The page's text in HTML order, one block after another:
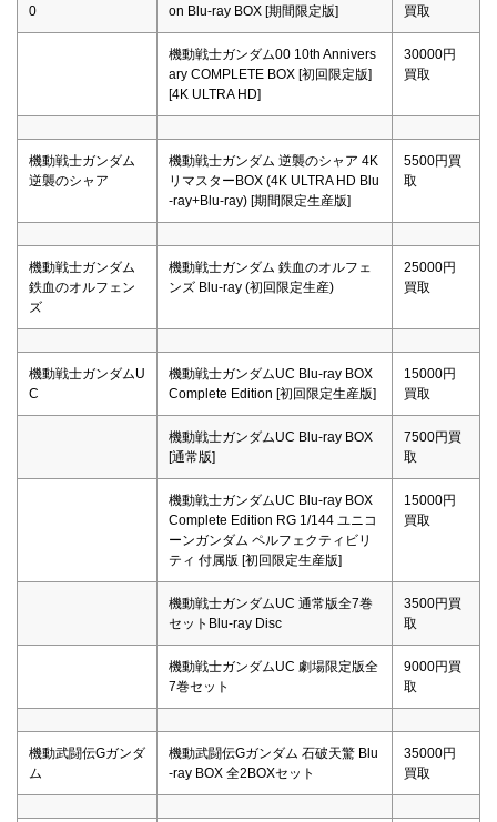
0
on Blu-ray BOX [期間限定版]
買取
機動戦士ガンダム00 10th Annivers
ary COMPLETE BOX [初回限定版]
[4K ULTRA HD]
30000円
買取
機動戦士ガンダム
逆襲のシャア
機動戦士ガンダム 逆襲のシャア 4K
リマスターBOX (4K ULTRA HD Blu
-ray+Blu-ray) [期間限定生産版]
5500円買
取
機動戦士ガンダム
鉄血のオルフェン
ズ
機動戦士ガンダム 鉄血のオルフェ
ンズ Blu-ray (初回限定生産)
25000円
買取
機動戦士ガンダムU
C
機動戦士ガンダムUC Blu-ray BOX
Complete Edition [初回限定生産版]
15000円
買取
機動戦士ガンダムUC Blu-ray BOX
[通常版]
7500円買
取
機動戦士ガンダムUC Blu-ray BOX
Complete Edition RG 1/144 ユニコ
ーンガンダム ペルフェクティビリ
ティ 付属版 [初回限定生産版]
15000円
買取
機動戦士ガンダムUC 通常版全7巻
セットBlu-ray Disc
3500円買
取
機動戦士ガンダムUC 劇場限定版全
7巻セット
9000円買
取
機動武闘伝Gガンダ
ム
機動武闘伝Gガンダム 石破天驚 Blu
-ray BOX 全2BOXセット
35000円
買取